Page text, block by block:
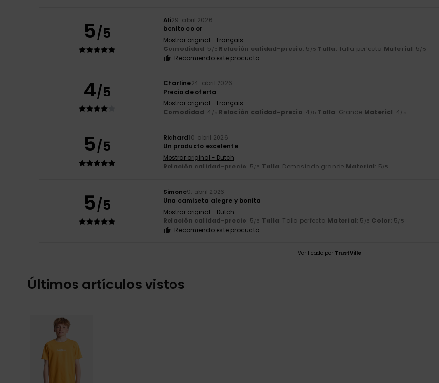
5/5
Ali29. abril 2026
bonito color
Mostrar original - Français
Comodidad: 5 /5 Relación calidad-precio: 5 /5 Talla: Talla perfecta Material: 5/5
Recomiendo este producto
4/5 Charline24. abril 2026
Precio de oferta
Mostrar original - Français
Comodidad: 4 /5 Relación calidad-precio: 4 /5 Talla: Grande Material: 4/5
5/5 Richard10. abril 2026
Un producto excelente
Mostrar original - Dutch
Relación calidad-precio: 5/5 Talla: Demasiado grande Material: 5/5
5/5
Simone9. abril 2026
Una camiseta alegre y bonita
Mostrar original - Dutch
Relación calidad-precio: 5/5 Talla: Talla perfecta Material: 5 /5 Color: 5/5
Recomiendo este producto
Verificado por TrustVille
Últimos artículos vistos